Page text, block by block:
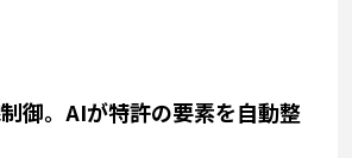
御。AIが特許の要素を自動整